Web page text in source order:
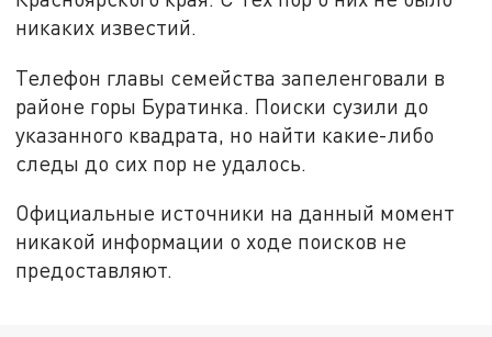
никаких известий.
Телефон главы семейства запеленговали в
районе горы Буратинка. Поиски сузили до
указанного квадрата, но найти какие-либо
следы до сих пор не удалось.
Официальные источники на данный момент
никакой информации о ходе поисков не
предоставляют.